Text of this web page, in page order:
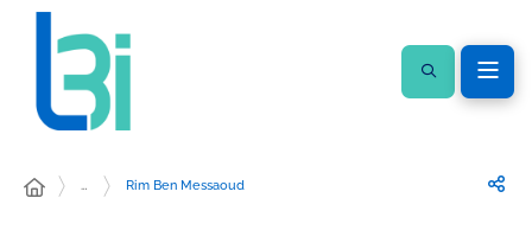
… Rim Ben Messaoud